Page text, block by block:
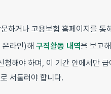
하거나 고용보험 홈페이지를 통
라인)해 구직활동 내역을 보고
청해야 하며, 이 기간 안에서만
서둘러야 합니다.